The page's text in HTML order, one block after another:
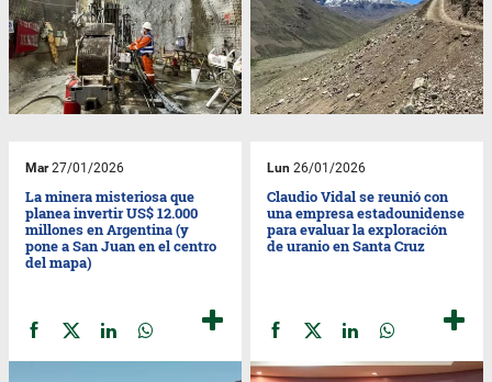
Mar27/01/2026
La minera misteriosa que
planea invertir US$ 12.000
millones en Argentina (y
pone a San Juan en el centro
del mapa)
Lun 26/01/2026
Claudio Vidal se reunió con
una empresa estadounidense
para evaluar la exploración
de uranio en Santa Cruz